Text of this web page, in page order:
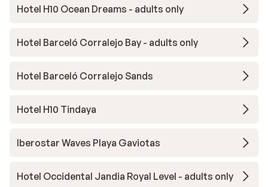
Hotel H10 Ocean Dreams - adults only
Hotel Barceló Corralejo Bay - adults only
Hotel Barceló Corralejo Sands
Hotel H10 Tindaya
Iberostar Waves Playa Gaviotas
Hotel Occidental Jandia Royal Level - adults only